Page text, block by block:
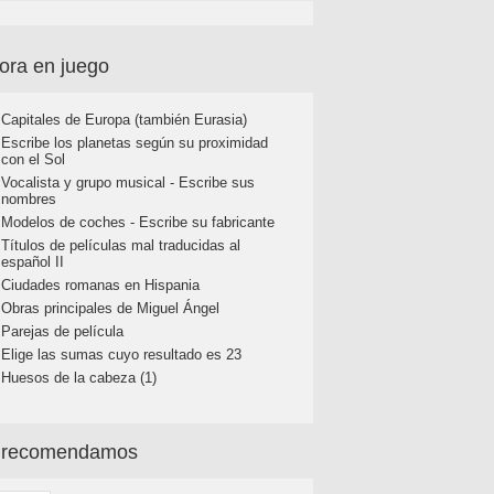
en juego
Capitales de Europa (también Eurasia)
Escribe los planetas según su proximidad
con el Sol
Vocalista y grupo musical - Escribe sus
nombres
Modelos de coches - Escribe su fabricante
Títulos de películas mal traducidas al
español II
Ciudades romanas en Hispania
Obras principales de Miguel Ángel
Parejas de película
Elige las sumas cuyo resultado es 23
Huesos de la cabeza (1)